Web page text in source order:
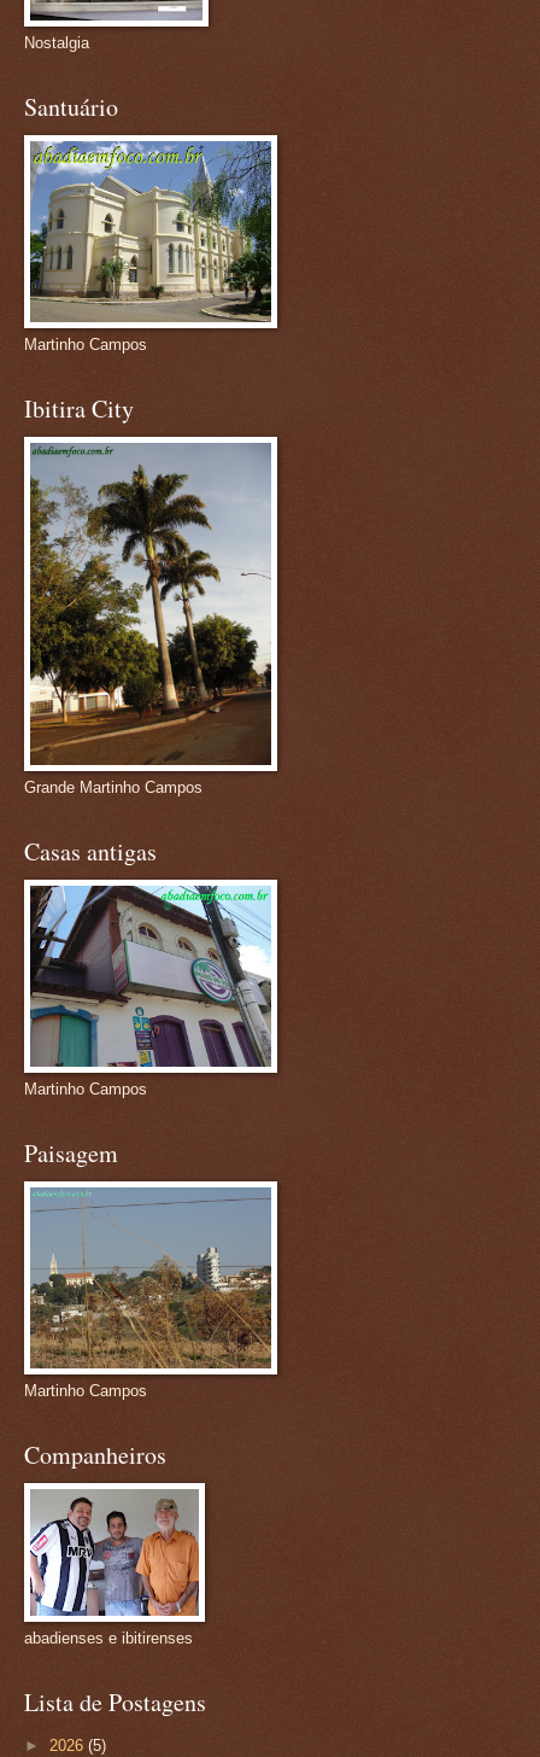
Nostalgia
Santuário
Martinho Campos
Ibitira City
Grande Martinho Campos
Casas antigas
Martinho Campos
Paisagem
Martinho Campos
Companheiros
abadienses e ibitirenses
Lista de Postagens
► 2026 (5)